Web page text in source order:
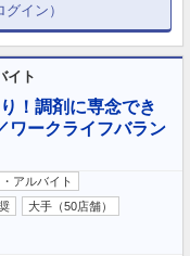
イン）
イト
！調剤に専念でき
ワークライフバラン
アルバイト
大手（50店舗）